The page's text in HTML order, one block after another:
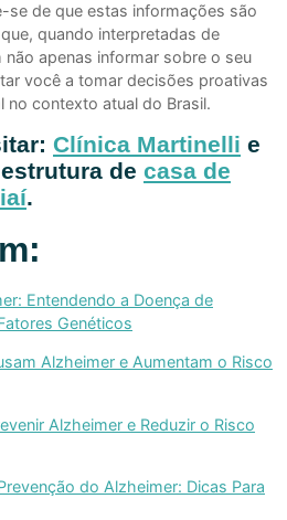
se de que estas informações são
quando interpretadas de
não apenas informar sobre o seu
você a tomar decisões proativas
no contexto atual do Brasil.
Clínica Martinelli e
de casa de
.
Entendendo a Doença de
Genéticos
Alzheimer e Aumentam o Risco
Alzheimer e Reduzir o Risco
do Alzheimer: Dicas Para